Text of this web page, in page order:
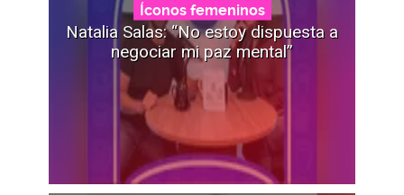
Íconos femeninos
Natalia Salas: “No estoy dispuesta a
negociar mi paz mental”